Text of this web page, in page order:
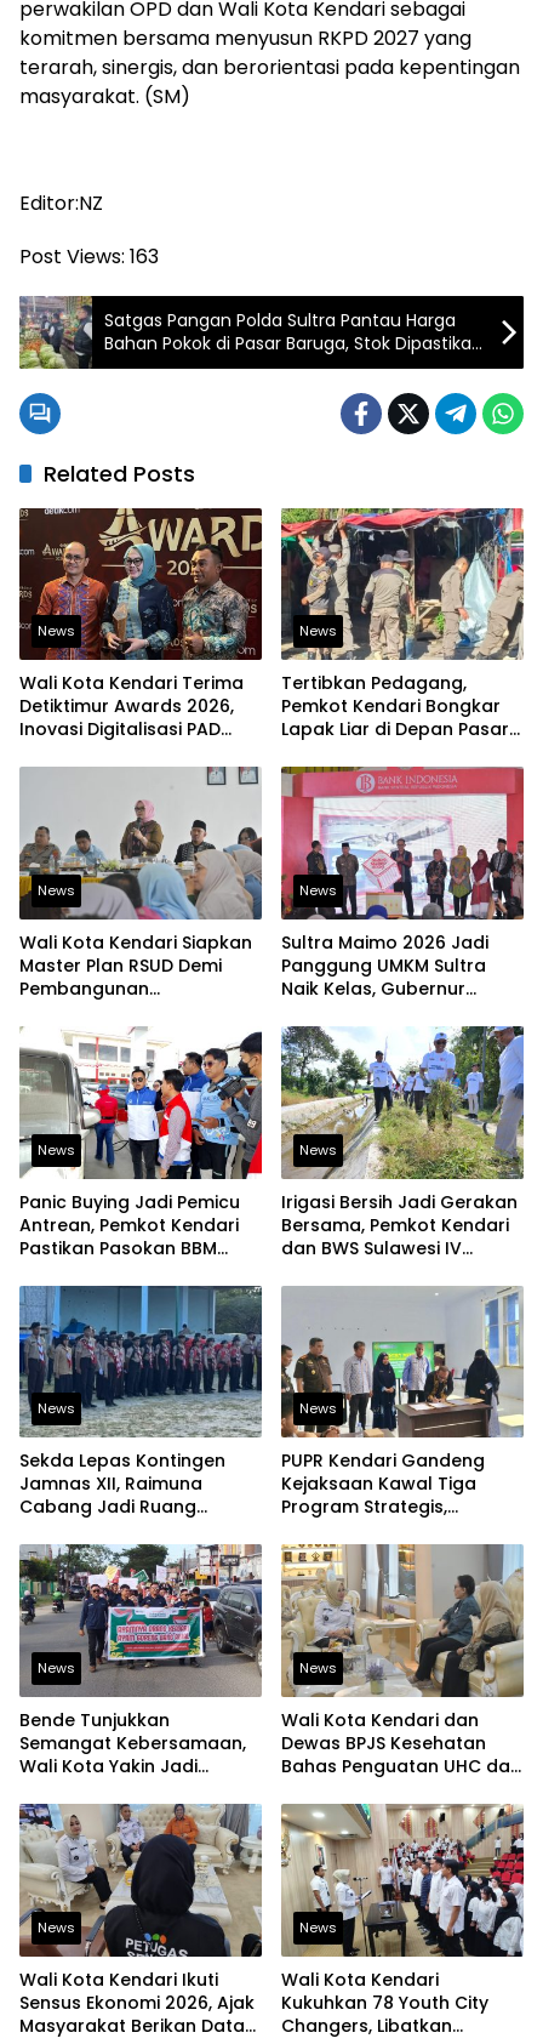
perwakilan OPD dan Wali Kota Kendari sebagai
komitmen bersama menyusun RKPD 2027 yang
terarah, sinergis, dan berorientasi pada kepentingan
masyarakat. (SM)
Editor:NZ
Post Views: 163
Satgas Pangan Polda Sultra Pantau Harga
Bahan Pokok di Pasar Baruga, Stok Dipastikan
Stabil
Related Posts
News
Wali Kota Kendari Terima
Detiktimur Awards 2026,
Inovasi Digitalisasi PAD
News
Tertibkan Pedagang,
Pemkot Kendari Bongkar
Lapak Liar di Depan Pasar
News
Wali Kota Kendari Siapkan
Master Plan RSUD Demi
Pembangunan
News
Sultra Maimo 2026 Jadi
Panggung UMKM Sultra
Naik Kelas, Gubernur
Tembus Pasar Ekspor
News
Panic Buying Jadi Pemicu
Antrean, Pemkot Kendari
Pastikan Pasokan BBM
News
Irigasi Bersih Jadi Gerakan
Bersama, Pemkot Kendari
dan BWS Sulawesi IV
Pangan
News
Sekda Lepas Kontingen
Jamnas XII, Raimuna
Cabang Jadi Ruang
dan Berjiwa Pemimpin
News
PUPR Kendari Gandeng
Kejaksaan Kawal Tiga
Program Strategis,
Bangun Infrastruktur
Berintegritas
News
Bende Tunjukkan
Semangat Kebersamaan,
Wali Kota Yakin Jadi
Lain
News
Wali Kota Kendari dan
Dewas BPJS Kesehatan
Bahas Penguatan UHC dan
Kesehatan
News
Wali Kota Kendari Ikuti
Sensus Ekonomi 2026, Ajak
Masyarakat Berikan Data
News
Wali Kota Kendari
Kukuhkan 78 Youth City
Changers, Libatkan